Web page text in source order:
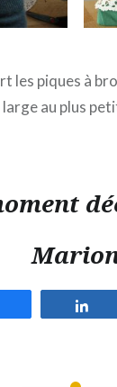
les piques à
au plus